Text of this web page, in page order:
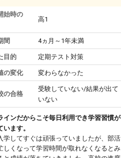
始時の
高1
間 4ヵ月～1年未満
目的 定期テスト対策
の変化 変わらなかった
の合格
受験していない/結果が出て
いない
インだからこそ毎日利用でき学習習慣が
います。
学してすぐは頑張っていましたが、部活
しくなって学習時間が取れなくなるとみ